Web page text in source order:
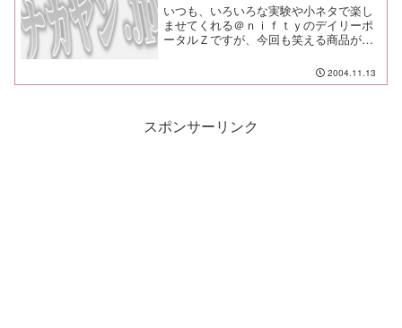
いつも、いろいろな実験や小ネタで楽し
ませてくれる＠ｎｉｆｔｙのデイリーポ
ータルＺですが、今回も笑える商品があ
ら 」。 独り暮らしでコレ使ってい
て、ふと我に返った時の寂しさっ
2004.11.13
スポンサーリンク